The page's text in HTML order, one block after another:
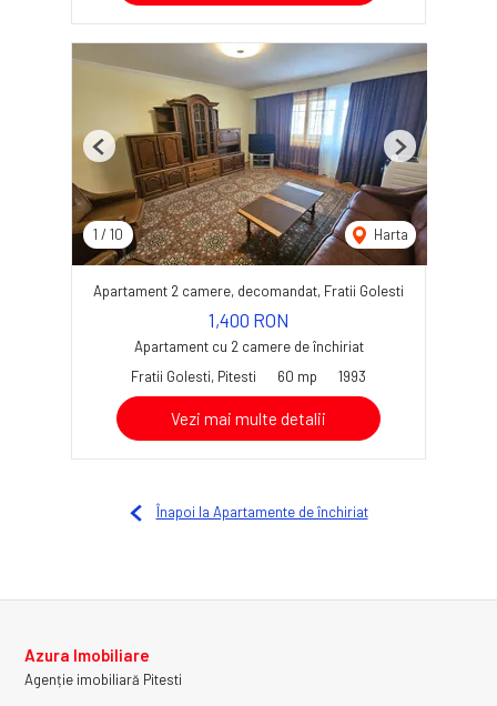
1 / 10 Harta
Previous Next
Apartament 2 camere, decomandat, Fratii Golesti
1,400 RON
Apartament cu 2 camere de închiriat
Fratii Golesti, Pitesti
60 mp 1993
Vezi mai multe detalii
Înapoi la Apartamente de închiriat
Azura Imobiliare
Agenție imobiliară Pitesti